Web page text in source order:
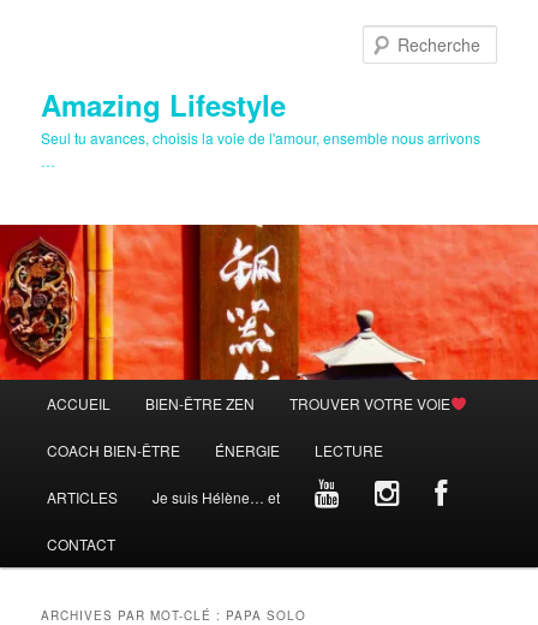
Amazing Lifestyle
Seul tu avances, choisis la voie de l'amour, ensemble nous arrivons
…
principal
ACCUEIL BIEN-ÊTRE ZEN TROUVER VOTRE VOIE
COACH BIEN-ÊTRE ÉNERGIE LECTURE
ARTICLES Je suis Hélène… et
CONTACT
ARCHIVES PAR MOT-CLÉ : PAPA SOLO